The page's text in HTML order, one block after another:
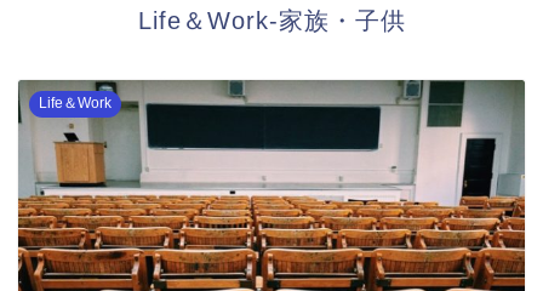
Life＆Work-家族・子供
Life＆Work